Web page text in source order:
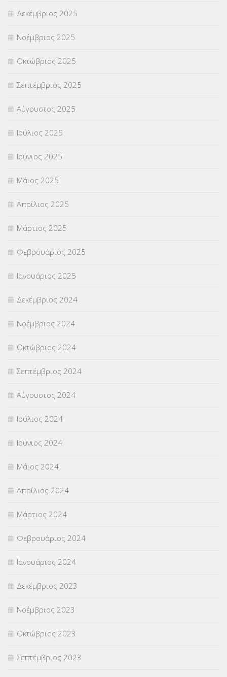
Δεκέμβριος 2025
Νοέμβριος 2025
Οκτώβριος 2025
Σεπτέμβριος 2025
Αύγουστος 2025
Ιούλιος 2025
Ιούνιος 2025
Μάιος 2025
Απρίλιος 2025
Μάρτιος 2025
Φεβρουάριος 2025
Ιανουάριος 2025
Δεκέμβριος 2024
Νοέμβριος 2024
Οκτώβριος 2024
Σεπτέμβριος 2024
Αύγουστος 2024
Ιούλιος 2024
Ιούνιος 2024
Μάιος 2024
Απρίλιος 2024
Μάρτιος 2024
Φεβρουάριος 2024
Ιανουάριος 2024
Δεκέμβριος 2023
Νοέμβριος 2023
Οκτώβριος 2023
Σεπτέμβριος 2023